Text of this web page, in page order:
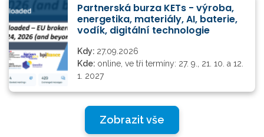
Partnerská burza KETs - výroba,
energetika, materiály, AI, baterie,
vodík, digitální technologie
Kdy: 27.09.2026
Kde: online, ve tři termíny: 27. 9., 21. 10. a 12.
1. 2027
Zobrazit vše